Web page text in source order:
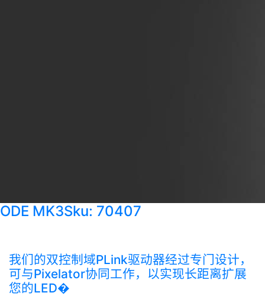
ODE MK3Sku: 70407
我们的双控制域PLink驱动器经过专门设计，
可与Pixelator协同工作，以实现长距离扩展
您的LED�